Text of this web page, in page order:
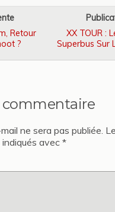
Retour
?
XX TOUR :
Superbus Sur
commentaire
ne sera pas publiée.
avec *